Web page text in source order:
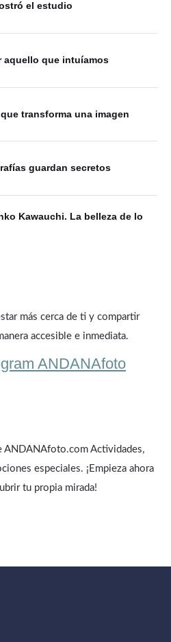
el estudio
aquello que intuíamos
transforma una imagen
guardan secretos
Kawauchi. La belleza de lo
más cerca de ti y compartir
accesible e inmediata.
ANDANAfoto
ANDANAfoto.com Actividades,
especiales. ¡Empieza ahora
tu propia mirada!